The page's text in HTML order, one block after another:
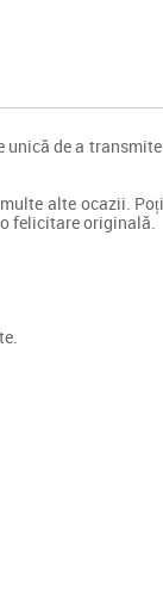
de a
alte ocazii.
felicitare originală.